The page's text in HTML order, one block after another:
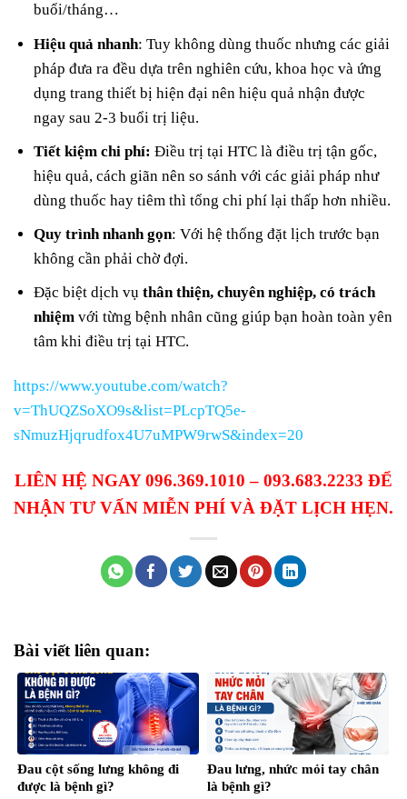
buổi/tháng…
Hiệu quả nhanh: Tuy không dùng thuốc nhưng các giải
pháp đưa ra đều dựa trên nghiên cứu, khoa học và ứng
dụng trang thiết bị hiện đại nên hiệu quả nhận được
ngay sau 2-3 buổi trị liệu.
Tiết kiệm chi phí: Điều trị tại HTC là điều trị tận gốc,
hiệu quả, cách giãn nên so sánh với các giải pháp như
dùng thuốc hay tiêm thì tổng chi phí lại thấp hơn nhiều.
Quy trình nhanh gọn: Với hệ thống đặt lịch trước bạn
không cần phải chờ đợi.
Đặc biệt dịch vụthân thiện, chuyên nghiệp, có trách
nhiệm với từng bệnh nhân cũng giúp bạn hoàn toàn yên
tâm khi điều trị tại HTC.
https://www.youtube.com/watch?
v=ThUQZSoXO9s&list=PLcpTQ5e-
sNmuzHjqrudfox4U7uMPW9rwS&index=20
LIÊN HỆ NGAY 096.369.1010 – 093.683.2233 ĐỂ
NHẬN TƯ VẤN MIỄN PHÍ VÀ ĐẶT LỊCH HẸN.
Bài viết liên quan:
Đau cột sống lưng không đi
được là bệnh gì?
Đau lưng, nhức mỏi tay chân
là bệnh gì?